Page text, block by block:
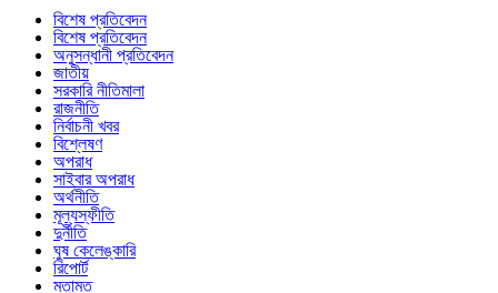
বিশেষ প্রতিবেদন
বিশেষ প্রতিবেদন
অনুসন্ধানী প্রতিবেদন
জাতীয়
সরকারি নীতিমালা
রাজনীতি
নির্বাচনী খবর
বিশ্লেষণ
অপরাধ
সাইবার অপরাধ
অর্থনীতি
মূল্যস্ফীতি
দুর্নীতি
ঘুষ কেলেঙ্কারি
রিপোর্ট
মতামত